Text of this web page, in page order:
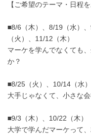
【ご希望のテーマ・日程
■8/6（木）、8/19（水）
（火）、11/12（木）
マーケを学んでなくても
か？
■8/25（火）、10/14（水）
大手じゃなくて、小さな
■9/3（木）、10/22（木）
大学で学んだマーケって